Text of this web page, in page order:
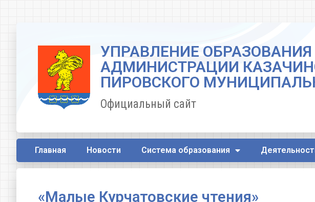
УПРАВЛЕНИЕ ОБРАЗОВАНИЯ
АДМИНИСТРАЦИИ
ПИРОВСКОГО
Официальный сайт
Главная Новости Система образования
«Малые Курчатовские чтения»